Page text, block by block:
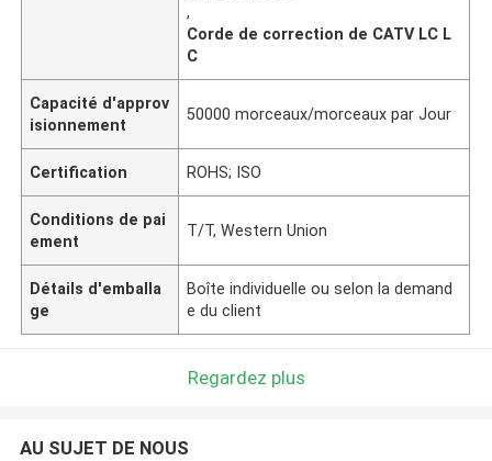
,
Corde de correction de CATV LC L
C
Capacité d'approv
isionnement
50000 morceaux/morceaux par Jour
Certification ROHS; ISO
Conditions de pai
ement
T/T, Western Union
Détails d'emballa
ge
Boîte individuelle ou selon la demand
e du client
Regardez plus
AU SUJET DE NOUS